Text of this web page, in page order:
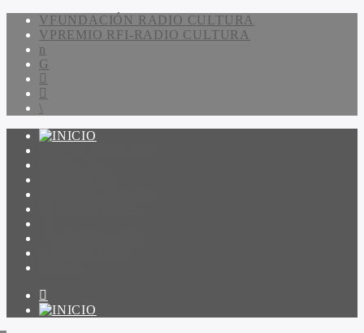
FUNDACIÓN RADIO CULTURA
PREMIO RFI-RADIO CULTURA